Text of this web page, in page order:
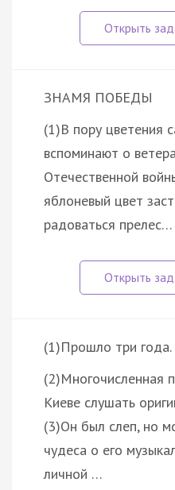
ЗНАМЯ ПОБЕДЫ
(1)В пору цветения
вспоминают о
Отечественной
яблоневый цвет
радоваться прелес…
(1)Прошло три года.
(2)Многочисленная
Киеве слушать
(3)Он был слеп, но
чудеса о его
личной …